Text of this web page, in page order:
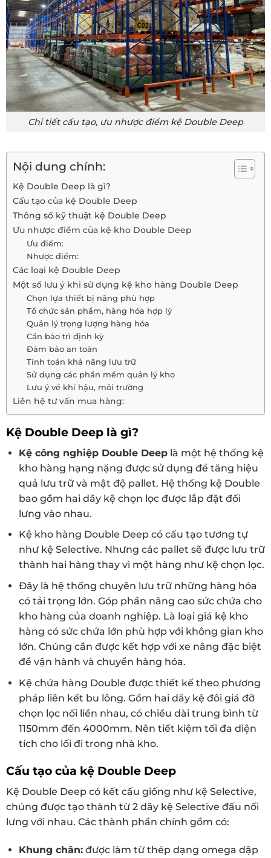
Chi tiết cấu tạo, ưu nhược điểm kệ Double Deep
Nội dung chính:
Kệ Double Deep là gì?
Cấu tạo của kệ Double Deep
Thông số kỹ thuật kệ Double Deep
Ưu nhược điểm của kệ kho Double Deep
Ưu điểm:
Nhược điểm:
Các loại kệ Double Deep
Một số lưu ý khi sử dụng kệ kho hàng Double Deep
Chọn lựa thiết bị nâng phù hợp
Tổ chức sản phẩm, hàng hóa hợp lý
Quản lý trọng lượng hàng hóa
Cần bảo trì định kỳ
Đảm bảo an toàn
Tính toán khả năng lưu trữ
Sử dụng các phần mềm quản lý kho
Lưu ý về khí hậu, môi trường
Liên hệ tư vấn mua hàng:
Kệ Double Deep là gì?
Kệ công nghiệp Double Deeplà một hệ thống kệ
kho hàng hạng nặng được sử dụng để tăng hiệu
quả lưu trữ và mật độ pallet. Hệ thống kệ Double
bao gồm hai dãy kệ chọn lọc được lắp đặt đối
lưng vào nhau.
Kệ kho hàng Double Deep có cấu tạo tương tự
như kệ Selective. Nhưng các pallet sẽ được lưu trữ
thành hai hàng thay vì một hàng như kệ chọn lọc.
Đây là hệ thống chuyên lưu trữ những hàng hóa
có tải trọng lớn. Góp phần nâng cao sức chứa cho
kho hàng của doanh nghiệp. Là loại giá kệ kho
hàng có sức chứa lớn phù hợp với không gian kho
lớn. Chúng cần được kết hợp với xe nâng đặc biệt
để vận hành và chuyển hàng hóa.
Kệ chứa hàng Double được thiết kế theo phương
pháp liên kết bu lông. Gồm hai dãy kệ đôi giá đỡ
chọn lọc nối liền nhau, có chiều dài trung bình từ
1150mm đến 4000mm. Nên tiết kiệm tối đa diện
tích cho lối đi trong nhà kho.
Cấu tạo của kệ Double Deep
Kệ Double Deep có kết cấu giống như kệ Selective,
chúng được tạo thành từ 2 dãy kệ Selective đấu nối
lưng với nhau. Các thành phần chính gồm có:
Khung chân:được làm từ thép dạng omega dập